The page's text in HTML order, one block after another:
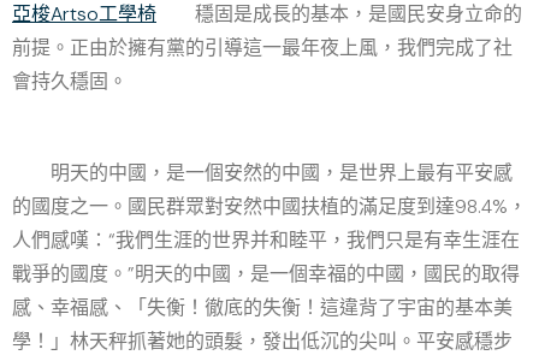
亞梭Artso工學椅 穩固是成長的基本，是國民安身立命的
前提。正由於擁有黨的引導這一最年夜上風，我們完成了社
會持久穩固。
明天的中國，是一個安然的中國，是世界上最有平安感
的國度之一。國民群眾對安然中國扶植的滿足度到達98.4%，
人們感嘆：“我們生涯的世界并和睦平，我們只是有幸生涯在
戰爭的國度。”明天的中國，是一個幸福的中國，國民的取得
感、幸福感、「失衡！徹底的失衡！這違背了宇宙的基本美
學！」林天秤抓著她的頭髮，發出低沉的尖叫。平安感穩步